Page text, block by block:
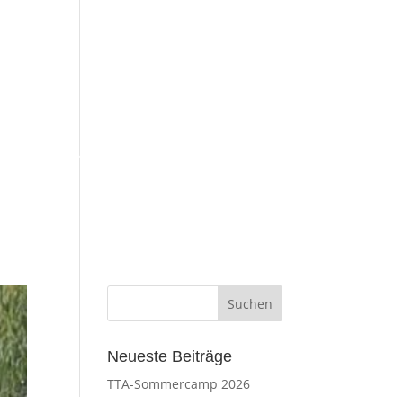
Neueste Beiträge
TTA-Sommercamp 2026